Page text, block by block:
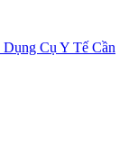
Dụng Cụ Y Tế Cần